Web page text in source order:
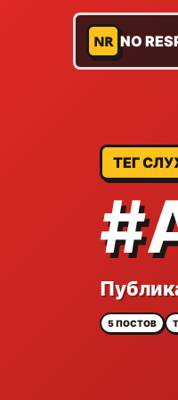
NR NO
ТЕГ
5 ПОСТОВ